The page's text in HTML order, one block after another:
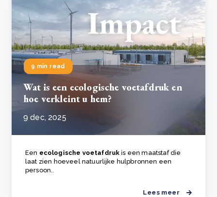
9 min read
Wat is een ecologische voetafdruk en
hoe verkleint u hem?
9 dec, 2025
Een ecologische voetafdruk is een maatstaf die
laat zien hoeveel natuurlijke hulpbronnen een
persoon..
Lees meer